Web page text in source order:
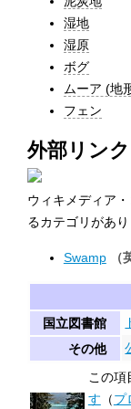
湿地
湿原
ボグ
ムーア (地
フェン
外部リンク
ウィキメディア・
るカテゴリがあり
Swamp （
国立図書館
その他
この項
す （プ